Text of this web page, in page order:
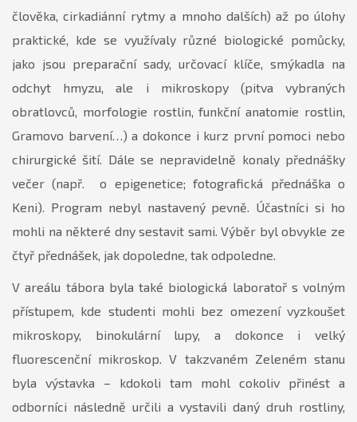
člověka, cirkadiánní rytmy a mnoho dalších) až po úlohy
praktické, kde se využívaly různé biologické pomůcky,
jako jsou preparační sady, určovací klíče, smýkadla na
odchyt hmyzu, ale i mikroskopy (pitva vybraných
obratlovců, morfologie rostlin, funkční anatomie rostlin,
Gramovo barvení…) a dokonce i kurz první pomoci nebo
chirurgické šití. Dále se nepravidelně konaly přednášky
večer (např. o epigenetice; fotografická přednáška o
Keni). Program nebyl nastavený pevně. Účastníci si ho
mohli na některé dny sestavit sami. Výběr byl obvykle ze
čtyř přednášek, jak dopoledne, tak odpoledne.
V areálu tábora byla také biologická laboratoř s volným
přístupem, kde studenti mohli bez omezení vyzkoušet
mikroskopy, binokulární lupy, a dokonce i velký
fluorescenční mikroskop. V takzvaném Zeleném stanu
byla výstavka – kdokoli tam mohl cokoliv přinést a
odborníci následně určili a vystavili daný druh rostliny,